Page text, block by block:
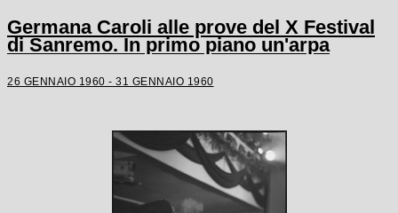
Germana Caroli alle prove del X Festival
di Sanremo. In primo piano un'arpa
26 GENNAIO 1960 - 31 GENNAIO 1960